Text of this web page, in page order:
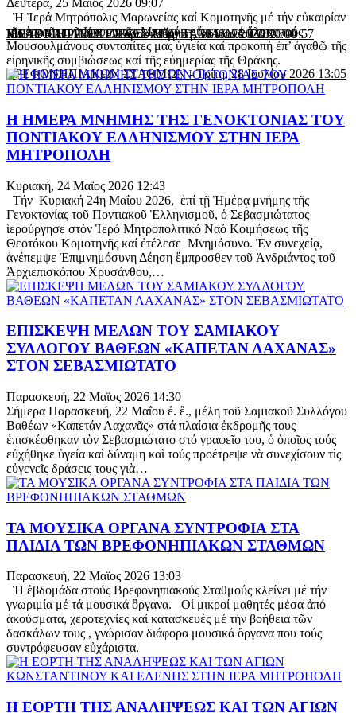
ΜΗΤΡΟΠΟΛΕΩΣ-Παρασκευή, 31 Ιουλίου 2026 00:00
ΙΕΡΑΣ ΜΗΤΡΟΠΟΛΕΩΣ-Πέμπτη, 30 Ιουλίου 2026 00:57
ΚΑΛΟΚΑΙΡΙΝΕΣ ΕΥΧΕΣ ΑΠΟ ΤΑ ΠΑΙΔΙΑ ΤΩΝ
ΒΡΕΦΟΝΗΠΙΑΚΩΝ ΣΤΑΘΜΩΝ-Τρίτη, 28 Ιουλίου 2026 13:05
Δευτέρα, 25 Μαϊος 2026 09:07
Ἡ Ἱερά Μητρόπολις Μαρωνείας καί Κομοτηνῆς μέ τήν εὐκαιρίαν
τῆς ἑορτῆς τοῦ Κουρμπᾶν Μπαϊράμ εὔχεται σέ ὅλους τούς
Μουσουλμάνους συντοπίτες μας ὑγιεία καί προκοπή ἐπ’ ἀγαθῷ τῆς
εἰρηνικῆς συμβιώσεως καί τῆς εὐημερίας τῆς Θράκης.
Η ΗΜΕΡΑ ΜΝΗΜΗΣ ΤΗΣ ΓΕΝΟΚΤΟΝΙΑΣ ΤΟΥ
ΠΟΝΤΙΑΚΟΥ ΕΛΛΗΝΙΣΜΟΥ ΣΤΗΝ ΙΕΡΑ
ΜΗΤΡΟΠΟΛΗ
Κυριακή, 24 Μαϊος 2026 12:43
Τήν Κυριακή 24η Μαΐου 2026, ἐπί τῇ Ἡμέρᾳ μνήμης τῆς
Γενοκτονίας τοῦ Ποντιακοῦ Ἑλληνισμοῦ, ὁ Σεβασμιώτατος
ἱερούργησε στόν Ἱερό Μητροπολιτικό Ναό Κοιμήσεως τῆς
Θεοτόκου Κομοτηνῆς καί ἐτέλεσε Μνημόσυνο. Ἐν συνεχείᾳ,
ἀνέπεμψε Ἐπιμνημόσυνη Δέηση ἒμπροσθεν τοῦ Ἀνδριάντος τοῦ
Ἀρχιεπισκόπου Χρυσάνθου,…
ΕΠΙΣΚΕΨΗ ΜΕΛΩΝ ΤΟΥ ΣΑΜΙΑΚΟΥ
ΣΥΛΛΟΓΟΥ ΒΑΘΕΩΝ «ΚΑΠΕΤΑΝ ΛΑΧΑΝΑΣ»
ΣΤΟΝ ΣΕΒΑΣΜΙΩΤΑΤΟ
Παρασκευή, 22 Μαϊος 2026 14:30
Σήμερα Παρασκευή, 22 Μαΐου ἐ. ἔ., μέλη τοῦ Σαμιακοῦ Συλλόγου
Βαθέων «Καπετάν Λαχανᾶς» στά πλαίσια ἐκδρομῆς τους
ἐπισκέφθηκαν τὸν Σεβασμιώτατο στό γραφεῖο του, ὁ ὁποῖος τούς
εὐχήθηκε ὑγεία καὶ δύναμη καὶ τούς προέτρεψε νὰ συνεχίσουν τὶς
εὐγενεῖς δράσεις τους γιὰ…
ΤΑ ΜΟΥΣΙΚΑ ΟΡΓΑΝΑ ΣΥΝΤΡΟΦΙΑ ΣΤΑ
ΠΑΙΔΙΑ ΤΩΝ ΒΡΕΦΟΝΗΠΙΑΚΩΝ ΣΤΑΘΜΩΝ
Παρασκευή, 22 Μαϊος 2026 13:03
Ἡ ἑβδομάδα στούς Βρεφονηπιακούς Σταθμούς κλείνει μέ τήν
γνωριμία μέ τά μουσικά ὂργανα. Οἱ μικροί μαθητές μέσα ἀπό
ἀκούσματα, χεροτεχνίες καί κατασκευές μέ τήν βοήθεια τῶν
δασκάλων τους , γνώρισαν διάφορα μουσικά ὂργανα που τούς
συντρόφευσαν εὐχάριστα.
Η ΕΟΡΤΗ ΤΗΣ ΑΝΑΛΗΨΕΩΣ ΚΑΙ ΤΩΝ ΑΓΙΩΝ